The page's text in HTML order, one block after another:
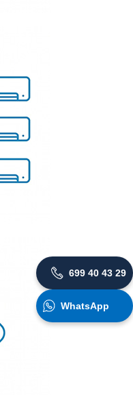
699 40 43 29
WhatsApp